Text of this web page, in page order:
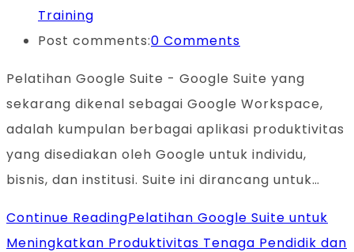
Training
Post comments:0 Comments
Pelatihan Google Suite - Google Suite yang
sekarang dikenal sebagai Google Workspace,
adalah kumpulan berbagai aplikasi produktivitas
yang disediakan oleh Google untuk individu,
bisnis, dan institusi. Suite ini dirancang untuk…
Continue ReadingPelatihan Google Suite untuk
Meningkatkan Produktivitas Tenaga Pendidik dan